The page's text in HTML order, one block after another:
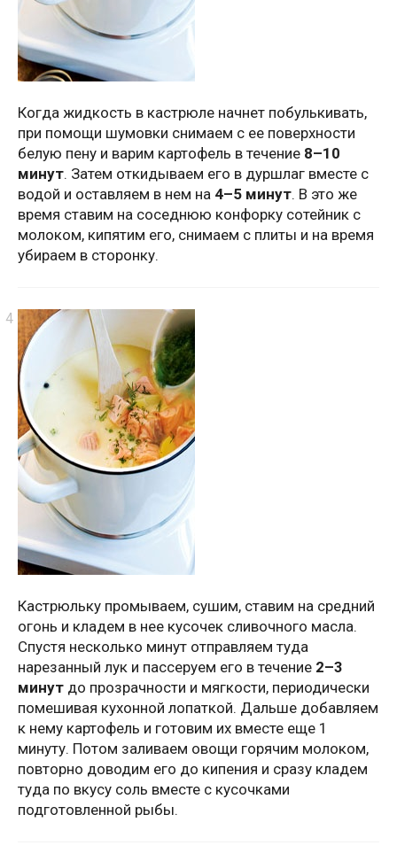
Когда жидкость в кастрюле начнет побулькивать,
при помощи шумовки снимаем с ее поверхности
белую пену и варим картофель в течение 8–10
минут. Затем откидываем его в дуршлаг вместе с
водой и оставляем в нем на 4–5 минут. В это же
время ставим на соседнюю конфорку сотейник с
молоком, кипятим его, снимаем с плиты и на время
убираем в сторонку.
Кастрюльку промываем, сушим, ставим на средний
огонь и кладем в нее кусочек сливочного масла.
Спустя несколько минут отправляем туда
нарезанный лук и пассеруем его в течение 2–3
минут до прозрачности и мягкости, периодически
помешивая кухонной лопаткой. Дальше добавляем
к нему картофель и готовим их вместе еще 1
минуту. Потом заливаем овощи горячим молоком,
повторно доводим его до кипения и сразу кладем
туда по вкусу соль вместе с кусочками
подготовленной рыбы.